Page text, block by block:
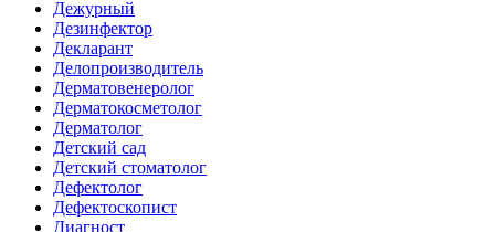
Дежурный
Дезинфектор
Декларант
Делопроизводитель
Дерматовенеролог
Дерматокосметолог
Дерматолог
Детский сад
Детский стоматолог
Дефектолог
Дефектоскопист
Диагност